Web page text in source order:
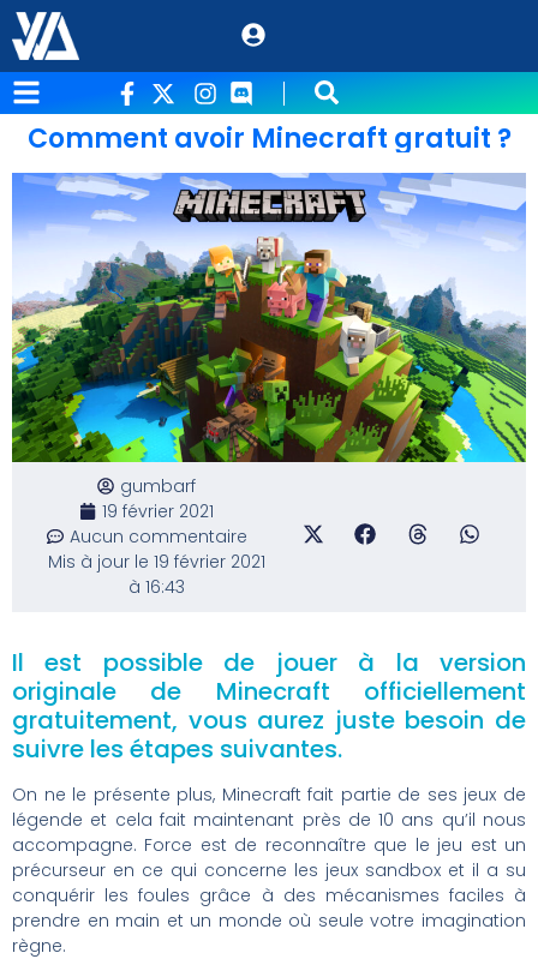
Comment avoir Minecraft gratuit ?
gumbarf
19 février 2021
Aucun commentaire
Mis à jour le 19 février 2021
à 16:43
Il est possible de jouer à la version
originale de Minecraft officiellement
gratuitement, vous aurez juste besoin de
suivre les étapes suivantes.
On ne le présente plus, Minecraft fait partie de ses jeux de
légende et cela fait maintenant près de 10 ans qu’il nous
accompagne. Force est de reconnaître que le jeu est un
précurseur en ce qui concerne les jeux sandbox et il a su
conquérir les foules grâce à des mécanismes faciles à
prendre en main et un monde où seule votre imagination
règne.